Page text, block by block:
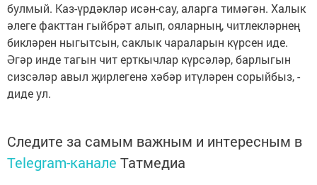
булмый. Каз-үрдәкләр исән-сау, аларга тимәгән. Халык
әлеге факттан гыйбрәт алып, ояларның, читлекләрнең
бикләрен ныгытсын, саклык чараларын күрсен иде.
Әгәр инде тагын чит ерткычлар күрсәләр, барлыгын
сизсәләр авыл җирлегенә хәбәр итүләрен сорыйбыз, -
диде ул.
Следите за самым важным и интересным в
Telegram-канале Татмедиа